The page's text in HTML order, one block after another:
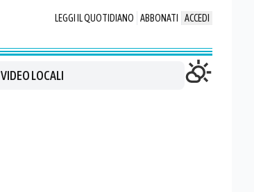
LEGGI IL QUOTIDIANO ABBONATI ACCEDI
VIDEO LOCALI